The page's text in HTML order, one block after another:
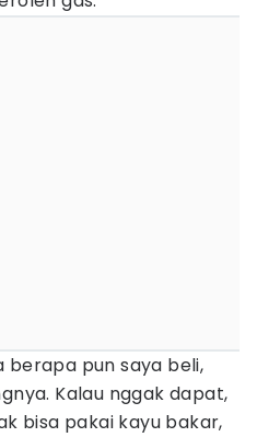
berapa pun saya beli,
Kalau nggak dapat,
bisa pakai kayu bakar,